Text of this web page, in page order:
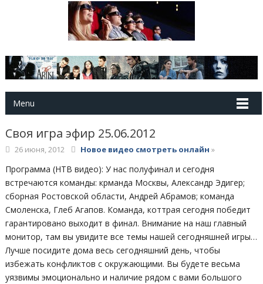
Menu
Своя игра эфир 25.06.2012
26 июня, 2012 Новое видео смотреть онлайн »
Программа (НТВ видео): У нас полуфинал и сегодня
встречаются команды: крманда Москвы, Александр Эдигер;
сборная Ростовской области, Андрей Абрамов; команда
Смоленска, Глеб Агапов. Команда, коттрая сегодня победит
гарантировано выходит в финал. Внимание на наш главный
монитор, там вы увидите все темы нашей сегодняшней игры…
Лучше посидите дома весь сегодняшний день, чтобы
избежать конфликтов с окружающими. Вы будете весьма
уязвимы эмоционально и наличие рядом с вами большого